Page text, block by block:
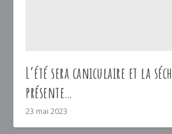
L’été sera caniculaire et la
présente…
23 mai 2023